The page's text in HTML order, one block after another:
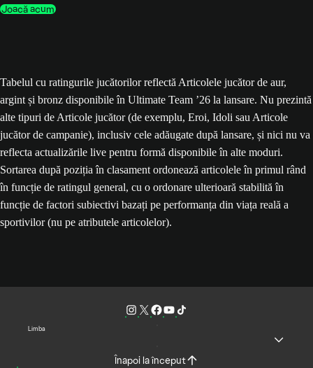
Joacă acum
Tabelul cu ratingurile jucătorilor reflectă Articolele jucător de aur,
argint și bronz disponibile în Ultimate Team ’26 la lansare. Nu prezintă
alte tipuri de Articole jucător (de exemplu, Eroi, Idoli sau Articole
jucător de campanie), inclusiv cele adăugate după lansare, și nici nu va
reflecta actualizările live pentru formă disponibile în alte moduri.
Sortarea după poziția în clasament ordonează articolele în primul rând
în funcție de ratingul general, cu o ordonare ulterioară stabilită în
funcție de factori subiectivi bazați pe performanța din viața reală a
sportivilor (nu pe atributele articolelor).
Limba
Înapoi la început